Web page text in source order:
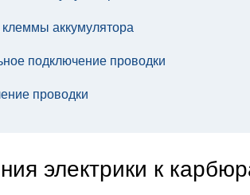
аккумулятора
подключение проводки
проводки
электрики к